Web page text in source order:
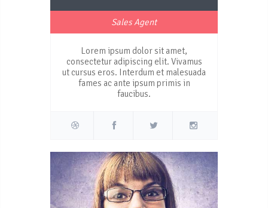
Sales Agent
Lorem ipsum dolor sit amet,
consectetur adipiscing elit. Vivamus
ut cursus eros. Interdum et malesuada
fames ac ante ipsum primis in
faucibus.